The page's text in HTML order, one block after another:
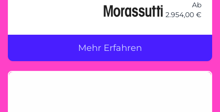
Ab
2.954,00 €
Mehr Erfahren